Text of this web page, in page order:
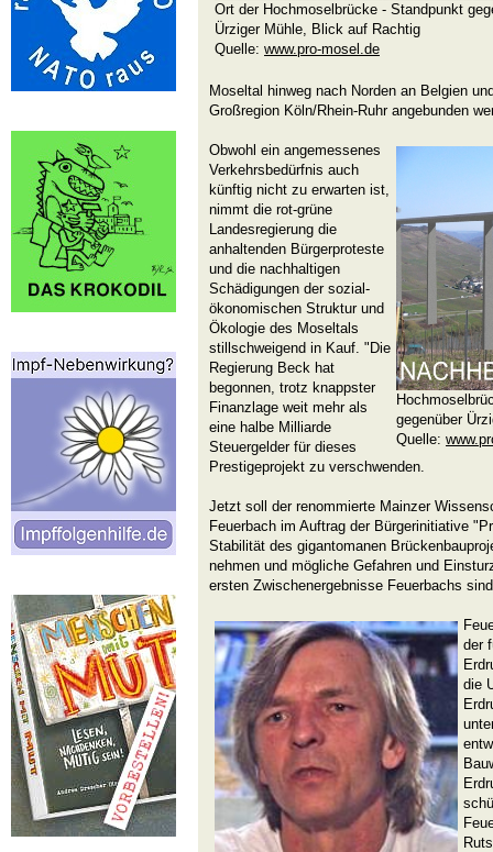
Ort der Hochmoselbrücke - Standpunkt
Ürziger Mühle, Blick auf Rachtig
Quelle: www.pro-mosel.de
Moseltal hinweg nach Norden an Belgien
Großregion Köln/Rhein-Ruhr angebunden
gegenüber
Quelle:
Obwohl ein angemessenes
Verkehrsbedürfnis auch
künftig nicht zu erwarten ist,
nimmt die rot-grüne
Landesregierung die
anhaltenden Bürgerproteste
und die nachhaltigen
Schädigungen der sozial-
ökonomischen Struktur und
Ökologie des Moseltals
stillschweigend in Kauf. "Die
Regierung Beck hat
begonnen, trotz knappster
Finanzlage weit mehr als
eine halbe Milliarde
Steuergelder für dieses
Prestigeprojekt zu verschwenden.
Jetzt soll der renommierte Mainzer
Feuerbach im Auftrag der Bürgerinitiative
Stabilität des gigantomanen
nehmen und mögliche Gefahren und
ersten Zwischenergebnisse Feuerbachs
der
die